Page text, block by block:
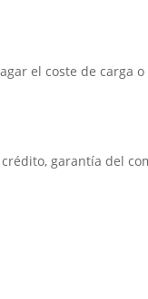
el coste de carga
crédito, garantía del